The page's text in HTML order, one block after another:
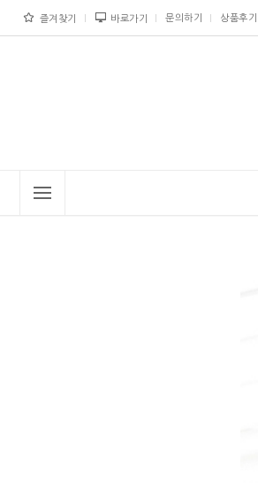
즐겨찾기 바로가기 문의하기 상품후기